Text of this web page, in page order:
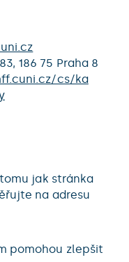
186 75 Praha 8
cs/ka
jak stránka
na adresu
pomohou zlepšit